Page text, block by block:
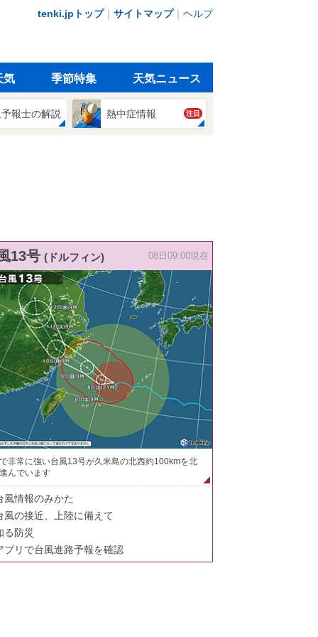
tenki.jpトップ｜ サイトマップ｜ ヘルプ
気 季節特集 天気ニュース
報士の解説 熱中症情報 注目
13号 (ドルフィン) 08日09:00現在
非常に強い台風13号が久米島の北西約100kmを北
んでいます
風情報のみかた
風の接近、上陸に備えて
る防災
プリで台風進路予報を確認